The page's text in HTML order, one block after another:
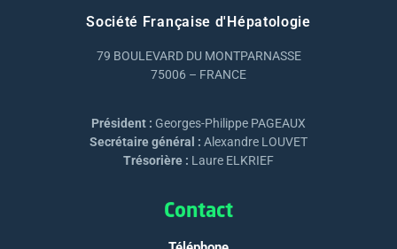
Société Française d'Hépatologie
79 BOULEVARD DU MONTPARNASSE
75006 – FRANCE
Président : Georges-Philippe PAGEAUX
Secrétaire général : Alexandre LOUVET
Trésorière : Laure ELKRIEF
Contact